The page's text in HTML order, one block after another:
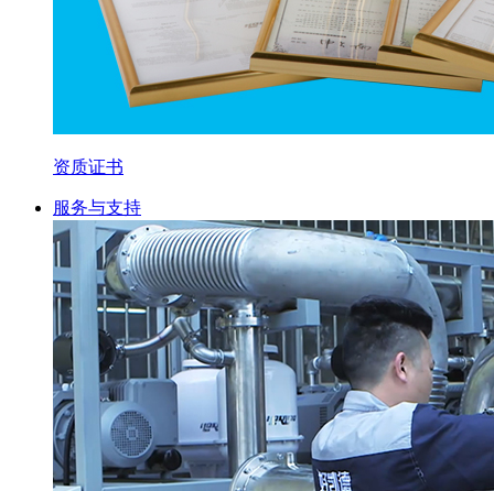
资质证书
服务与支持